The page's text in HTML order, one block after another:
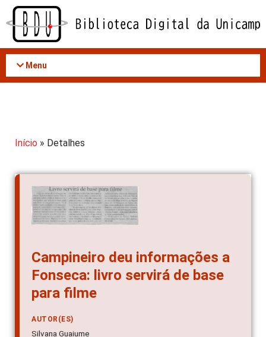
Acessar
conteúdo
Menu
Início » Detalhes
Campineiro deu informações a
Fonseca: livro servirá de base
para filme
AUTOR(ES)
Silvana Guaiume